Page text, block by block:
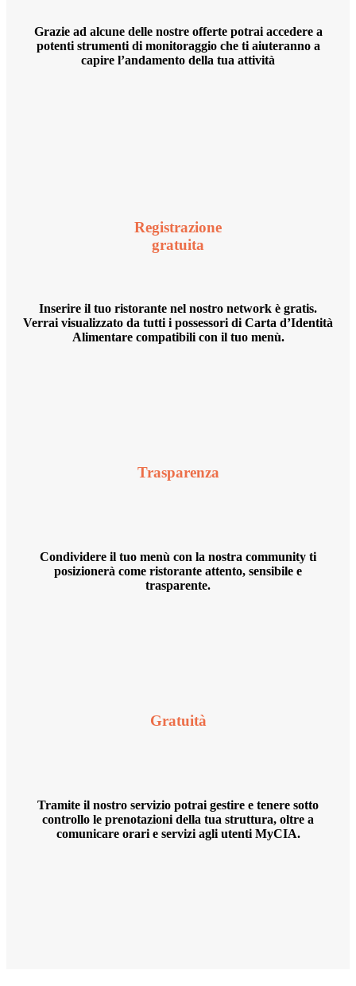
Grazie ad alcune delle nostre offerte potrai accedere a
potenti strumenti di monitoraggio che ti aiuteranno a
capire l’andamento della tua attività
Registrazione
gratuita
Inserire il tuo ristorante nel nostro network è gratis.
Verrai visualizzato da tutti i possessori di Carta d’Identità
Alimentare compatibili con il tuo menù.
Trasparenza
Condividere il tuo menù con la nostra community ti
posizionerà come ristorante attento, sensibile e
trasparente.
Gratuità
Tramite il nostro servizio potrai gestire e tenere sotto
controllo le prenotazioni della tua struttura, oltre a
comunicare orari e servizi agli utenti MyCIA.